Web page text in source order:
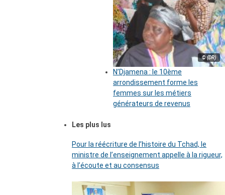
© (DR)
N’Djamena : le 10ème
arrondissement forme les
femmes sur les métiers
générateurs de revenus
Les plus lus
Pour la réécriture de l’histoire du Tchad, le
ministre de l’enseignement appelle à la rigueur,
à l’écoute et au consensus